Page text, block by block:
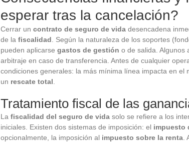
esperar tras la cancelación?
Cerrar un contrato de seguro de vida desencadena
de la fiscalidad . Según la naturaleza de los soportes
pueden aplicarse gastos de gestión o de salida. Algunos
arbitraje en caso de transferencia. Antes de cualquier
condiciones generales: la más mínima línea impacta en el
un rescate total
Tratamiento fiscal de las
La fiscalidad del seguro de vida solo se refiere a los
iniciales. Existen dos sistemas de imposición: el impuesto
opcionalmente, la imposición al impuesto sobre la renta